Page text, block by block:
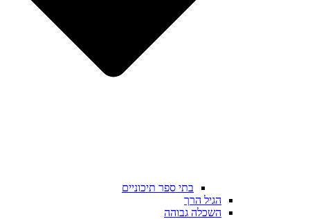
בתי ספר תיכוניים
הגיל הרך
השכלה גבוהה